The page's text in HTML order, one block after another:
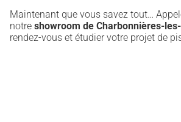
Maintenant que vous savez tout…
notre showroom de Charbonnières-
rendez-vous et étudier votre projet de